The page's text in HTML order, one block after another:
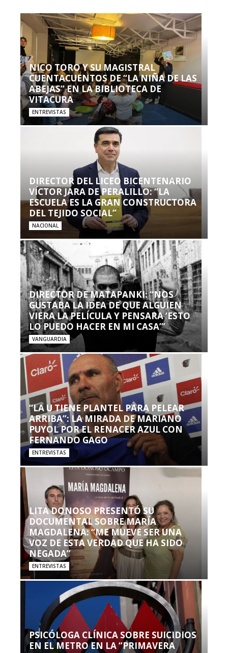
NICO TORO Y SU MAGISTRAL
CUENTACUENTOS DE “LA NIÑA DE LAS
ABEJAS” EN LA BIBLIOTECA DE
VITACURA
ENTREVISTAS
DIRECTOR DEL LICEO BICENTENARIO
VÍCTOR JARA DE PERALILLO: “LA
ESCUELA ES LA GRAN CONSTRUCTORA
DEL TEJIDO SOCIAL”
NACIONAL
DIRECTOR DE MATAPANKI: “NOS
GUSTABA LA IDEA DE QUE ALGUIEN
VIERA LA PELÍCULA Y PENSARA ‘ESTO
LO PUEDO HACER EN MI CASA’”
VANGUARDIA
“LA U TIENE PLANTEL PARA PELEAR
ARRIBA”: LA MIRADA DE MARIANO
PUYOL POR EL RENACER AZUL CON
FERNANDO GAGO
ENTREVISTAS
LITA DONOSO PRESENTÓ SU
DOCUMENTAL SOBRE MARÍA
MAGDALENA: “ME MUEVE SER UNA
VOZ DE ESTA VERDAD QUE HA SIDO
NEGADA”
ENTREVISTAS
PSICÓLOGA CLÍNICA SOBRE SUICIDIOS
EN EL METRO EN LA “PRIMAVERA